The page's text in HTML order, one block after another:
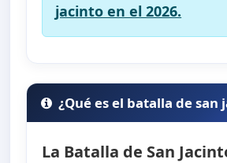
jacinto en el 2026.
¿Qué es el batalla de san
La Batalla de San